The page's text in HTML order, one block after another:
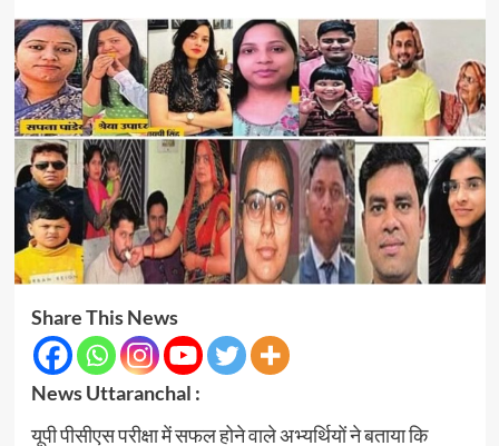
Share This News
News Uttaranchal :
यूपी पीसीएस परीक्षा में सफल होने वाले अभ्यर्थियों ने बताया कि